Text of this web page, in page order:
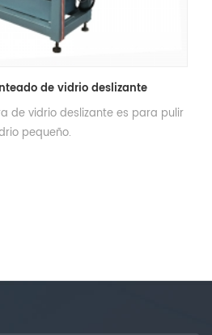
de vidrio deslizante
de vidrio deslizante es para pulir
pequeño.